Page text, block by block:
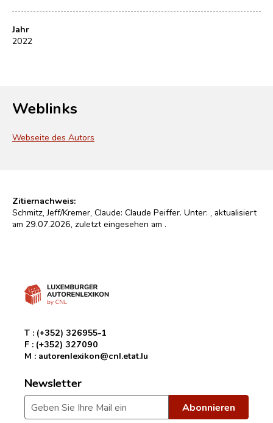
Jahr
2022
Weblinks
Webseite des Autors
Zitiernachweis:
Schmitz, Jeff/Kremer, Claude: Claude Peiffer. Unter: , aktualisiert
am 29.07.2026, zuletzt eingesehen am .
T : (+352) 326955-1
F : (+352) 327090
M : autorenlexikon@cnl.etat.lu
Newsletter